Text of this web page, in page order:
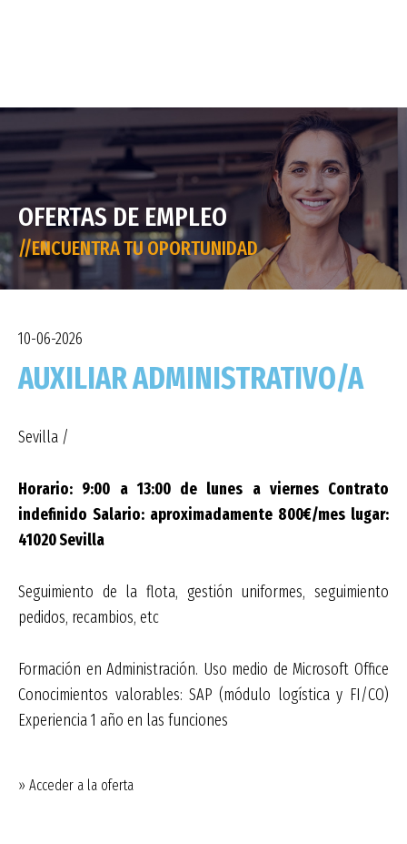
OFERTAS DE EMPLEO
//ENCUENTRA TU OPORTUNIDAD
10-06-2026
AUXILIAR ADMINISTRATIVO/A
Sevilla /
Horario: 9:00 a 13:00 de lunes a viernes Contrato
indefinido Salario: aproximadamente 800€/mes lugar:
41020 Sevilla
Seguimiento de la flota, gestión uniformes, seguimiento
pedidos, recambios, etc
Formación en Administración. Uso medio de Microsoft Office
Conocimientos valorables: SAP (módulo logística y FI/CO)
Experiencia 1 año en las funciones
» Acceder a la oferta